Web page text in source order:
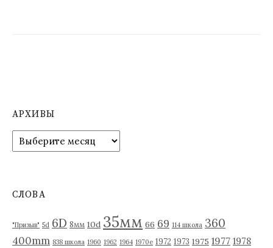
АРХИВЫ
р
в
СЛОВА
"Призыв" 5d 6D 8мм 10d 35мм 66 69 114 школа 360
400mm 838 школа 1960 1962 1964 1970е 1972 1973 1975 1977 1978